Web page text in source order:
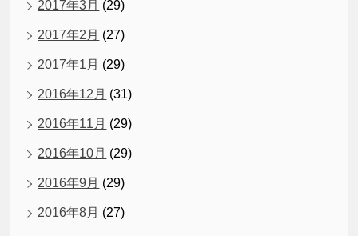
2017年3月 (29)
2017年2月 (27)
2017年1月 (29)
2016年12月 (31)
2016年11月 (29)
2016年10月 (29)
2016年9月 (29)
2016年8月 (27)